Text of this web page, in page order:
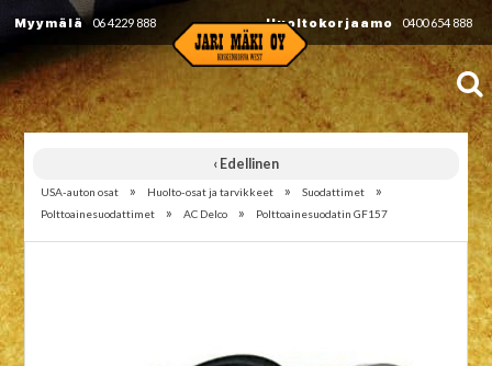
Myymälä 06 4229 888 Huoltokorjaamo 0400 654 888
‹ Edellinen
USA-auton osat » Huolto-osat ja tarvikkeet » Suodattimet »
Polttoainesuodattimet » AC Delco » Polttoainesuodatin GF157